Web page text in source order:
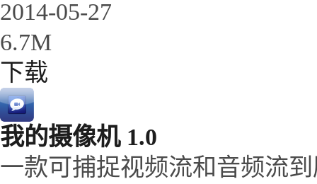
2014-05-27
6.7M
下载
我的摄像机 1.0
一款可捕捉视频流和音频流